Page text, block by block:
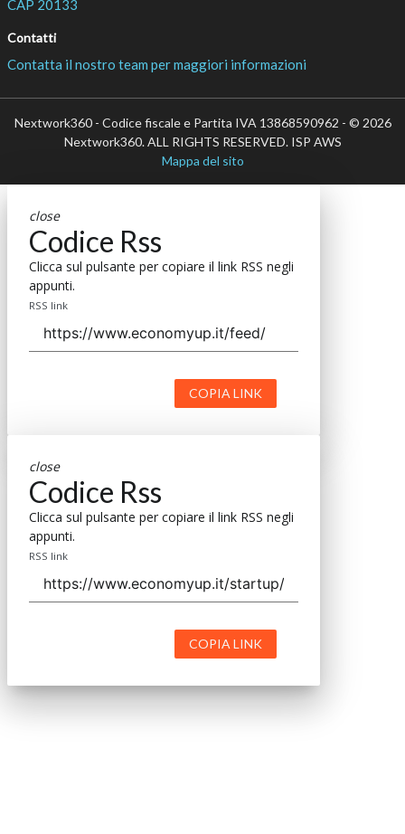
CAP 20133
Contatti
Contatta il nostro team per maggiori informazioni
Nextwork360 - Codice fiscale e Partita IVA 13868590962 - © 2026
Nextwork360. ALL RIGHTS RESERVED. ISP AWS
Mappa del sito
close
Codice Rss
Clicca sul pulsante per copiare il link RSS negli
appunti.
RSS link
COPIA LINK
close
Codice Rss
Clicca sul pulsante per copiare il link RSS negli
appunti.
RSS link
COPIA LINK